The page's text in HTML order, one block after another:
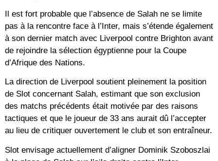
Il est fort probable que l’absence de Salah ne se limite
pas à la rencontre face à l’Inter, mais s’étende également
à son dernier match avec Liverpool contre Brighton avant
de rejoindre la sélection égyptienne pour la Coupe
d’Afrique des Nations.
La direction de Liverpool soutient pleinement la position
de Slot concernant Salah, estimant que son exclusion
des matchs précédents était motivée par des raisons
tactiques et que le joueur de 33 ans aurait dû l’accepter
au lieu de critiquer ouvertement le club et son entraîneur.
Slot envisage actuellement d’aligner Dominik Szoboszlai